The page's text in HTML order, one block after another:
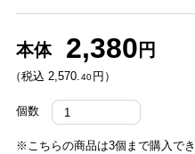
本体 2,380 円
（税込 2,570. 40 円）
個数
※こちらの商品は3個まで購入でき